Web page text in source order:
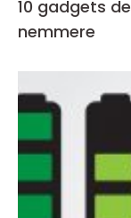
10 gadgets
nemmere